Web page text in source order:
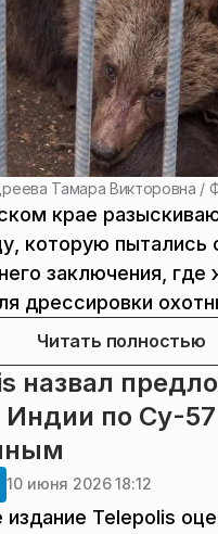
Тамара Викторовна /
крае
которую пытались
заключения, где
дрессировки
Читать полностью
назвал
Индии по Су-57
10 июня 2026 18:12
Telepolis